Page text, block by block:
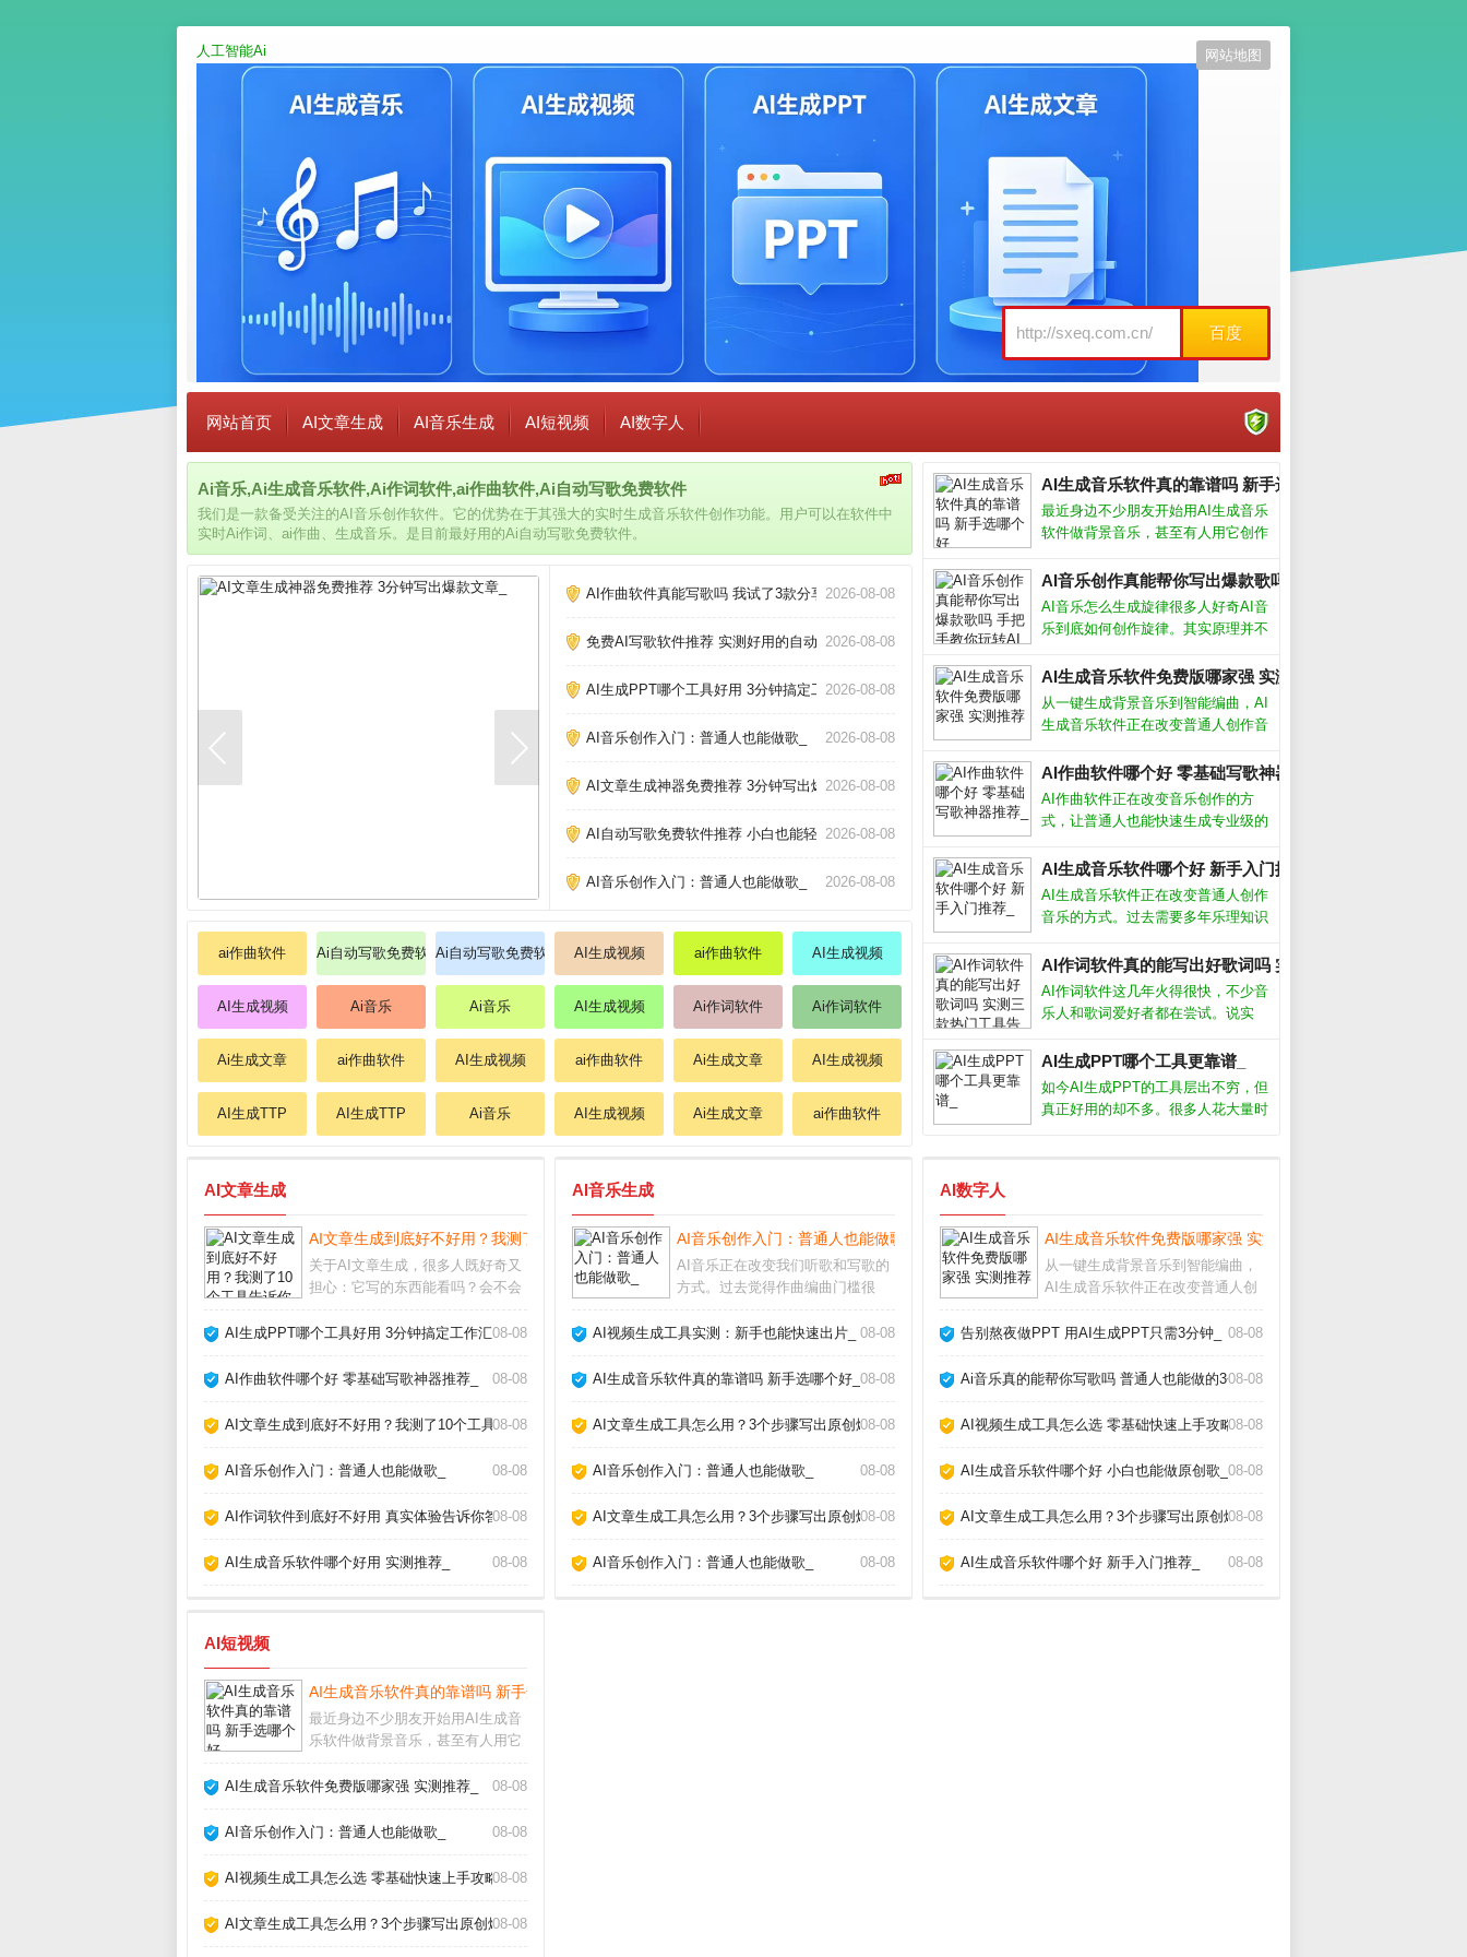
人工智能Ai
百度
网站地图
网站首页 AI文章生成 AI音乐生成 AI短视频 AI数字人
Ai音乐,Ai生成音乐软件,Ai作词软件,ai作曲软件,Ai自动写歌免费软件
我们是一款备受关注的AI音乐创作软件。它的优势在于其强大的实时生成音乐软件创作功能。用户可以在软件中
实时Ai作词、ai作曲、生成音乐。是目前最好用的Ai自动写歌免费软件。
AI作曲软件真能写歌吗 我试了3款分享心得_2026-08-08
免费AI写歌软件推荐 实测好用的自动作曲工具_
2026-08-08
AI生成PPT哪个工具好用 3分钟搞定工作汇报_
2026-08-08
AI音乐创作入门：普通人也能做歌_ 2026-08-08
AI文章生成神器免费推荐 3分钟写出爆款文章_
2026-08-08
AI自动写歌免费软件推荐 小白也能轻松创作_
2026-08-08
AI音乐创作入门：普通人也能做歌_ 2026-08-08
ai作曲软件 Ai自动写歌免费软件Ai自动写歌免费软件 AI生成视频 ai作曲软件 AI生成视频
AI生成视频 Ai音乐 Ai音乐 AI生成视频 Ai作词软件 Ai作词软件
Ai生成文章 ai作曲软件 AI生成视频 ai作曲软件 Ai生成文章 AI生成视频
AI生成TTP AI生成TTP Ai音乐 AI生成视频 Ai生成文章 ai作曲软件
AI生成音乐软件真的靠谱吗 新手选哪个好_
最近身边不少朋友开始用AI生成音乐
软件做背景音乐，甚至有人用它创作
了十几款主流工具后发现，选对软件
确实能大幅提升效率，但盲目跟风也
可能踩坑。AI生成音乐软件怎么选市
AI音乐创作真能帮你写出爆款歌吗 手把手教你玩转AI作歌_
AI音乐怎么生成旋律很多人好奇AI音
乐到底如何创作旋律。其实原理并不
奏、和弦走向和音高变化，逐渐掌握
了人类音乐的基本规律。你只需输入
风格关键词，比如“忧伤的钢琴曲”或
AI生成音乐软件免费版哪家强 实测推荐_
从一键生成背景音乐到智能编曲，AI
生成音乐软件正在改变普通人创作音
游戏开发者还是音乐爱好者，这些工
具都能帮你快速产出免版税的原创配
乐。但面对市面上层出不穷的软件，
AI作曲软件哪个好 零基础写歌神器推荐_
AI作曲软件正在改变音乐创作的方
式，让普通人也能快速生成专业级的
资深制作人，这类工具都能帮你突破
灵感瓶颈。AI作曲软件怎么用大多数
AI作曲软件操作非常简单，只需选择
AI生成音乐软件哪个好 新手入门推荐_
AI生成音乐软件正在改变普通人创作
音乐的方式。过去需要多年乐理知识
成完整曲目。这些工具降低了门槛，
但也带来选择难题：功能多不多、效
果好不好、要不要付费？AI生成音乐
AI作词软件真的能写出好歌词吗 实测三款热门工具告诉你
AI作词软件这几年火得很快，不少音
乐人和歌词爱好者都在尝试。说实
词讲究情感和意境，机器能懂吗？但
用了十几款工具后，我发现它们确实
能提供灵感，甚至写出令人惊艳的句
AI生成PPT哪个工具更靠谱_
如今AI生成PPT的工具层出不穷，但
真正好用的却不多。很多人花大量时
AI文章生成
AI文章生成到底好不好用？我测了10个工具告诉你真相_
关于AI文章生成，很多人既好奇又
担心：它写的东西能看吗？会不会
使用，我实测了市面上主流工具，
能大幅提升写作效率。关键在于理
AI生成PPT哪个工具好用 3分钟搞定工作汇报_
08-08
AI作曲软件哪个好 零基础写歌神器推荐_ 08-08
AI文章生成到底好不好用？我测了10个工具告诉你真相_
08-08
AI音乐创作入门：普通人也能做歌_ 08-08
AI作词软件到底好不好用 真实体验告诉你答案_
08-08
AI生成音乐软件哪个好用 实测推荐_ 08-08
AI音乐生成
AI音乐创作入门：普通人也能做歌_
AI音乐正在改变我们听歌和写歌的
方式。过去觉得作曲编曲门槛很
不懂乐理也能快速生成完整的伴奏
让音乐创作变得人人可尝试。AI音
AI视频生成工具实测：新手也能快速出片_ 08-08
AI生成音乐软件真的靠谱吗 新手选哪个好_ 08-08
AI文章生成工具怎么用？3个步骤写出原创爆款_
08-08
AI音乐创作入门：普通人也能做歌_ 08-08
AI文章生成工具怎么用？3个步骤写出原创爆款_
08-08
AI音乐创作入门：普通人也能做歌_ 08-08
AI数字人
AI生成音乐软件免费版哪家强 实测推荐_
从一键生成背景音乐到智能编曲，
AI生成音乐软件正在改变普通人创
作者、游戏开发者还是音乐爱好
版税的原创配乐。但面对市面上层
告别熬夜做PPT 用AI生成PPT只需3分钟_ 08-08
Ai音乐真的能帮你写歌吗 普通人也能做的3个神器_
08-08
AI视频生成工具怎么选 零基础快速上手攻略_08-08
AI生成音乐软件哪个好 小白也能做原创歌_ 08-08
AI文章生成工具怎么用？3个步骤写出原创爆款_
08-08
AI生成音乐软件哪个好 新手入门推荐_ 08-08
AI短视频
AI生成音乐软件真的靠谱吗 新手选哪个好_
最近身边不少朋友开始用AI生成音
乐软件做背景音乐，甚至有人用它
我试用了十几款主流工具后发现，
盲目跟风也可能踩坑。AI生成音乐
AI生成音乐软件免费版哪家强 实测推荐_ 08-08
AI音乐创作入门：普通人也能做歌_ 08-08
AI视频生成工具怎么选 零基础快速上手攻略_08-08
AI文章生成工具怎么用？3个步骤写出原创爆款_
08-08